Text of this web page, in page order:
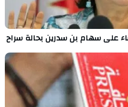
على سهام بن سدرين بحالة سراح